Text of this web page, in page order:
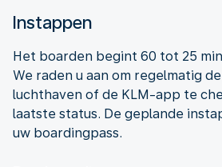
Instappen
Het boarden begint 60 tot 25
We raden u aan om regelmatig
luchthaven of de KLM-app te
laatste status. De geplande
uw boardingpass.